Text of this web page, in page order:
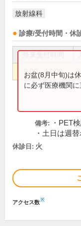
放射線科
診療/受付時間・休
9:00～17:00
お盆(8月中旬)は
に必ず医療機関に
備考:
・PET
・土日は週
休診日: 火
アクセス数※